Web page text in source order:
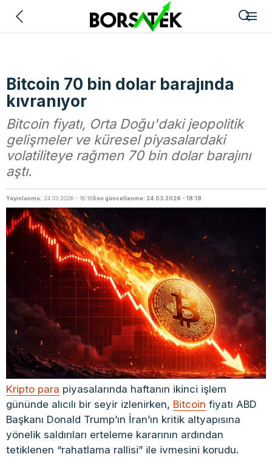
Bitcoin 70 bin dolar barajında
kıvranıyor
Bitcoin fiyatı, Orta Doğu'daki jeopolitik
gelişmeler ve küresel piyasalardaki
volatiliteye rağmen 70 bin dolar barajını
aştı.
Yayınlanma: 24.03.2026 - 18:18Son güncellenme: 24.03.2026 - 18:18
Kripto para piyasalarında haftanın ikinci işlem
gününde alıcılı bir seyir izlenirken, Bitcoin fiyatı ABD
Başkanı Donald Trump’ın İran’ın kritik altyapısına
yönelik saldırıları erteleme kararının ardından
tetiklenen “rahatlama rallisi” ile ivmesini korudu.